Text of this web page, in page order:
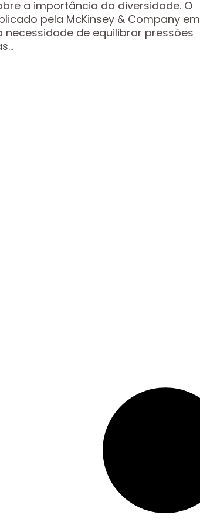
a importância da diversidade. O
pela McKinsey & Company em
de equilibrar pressões